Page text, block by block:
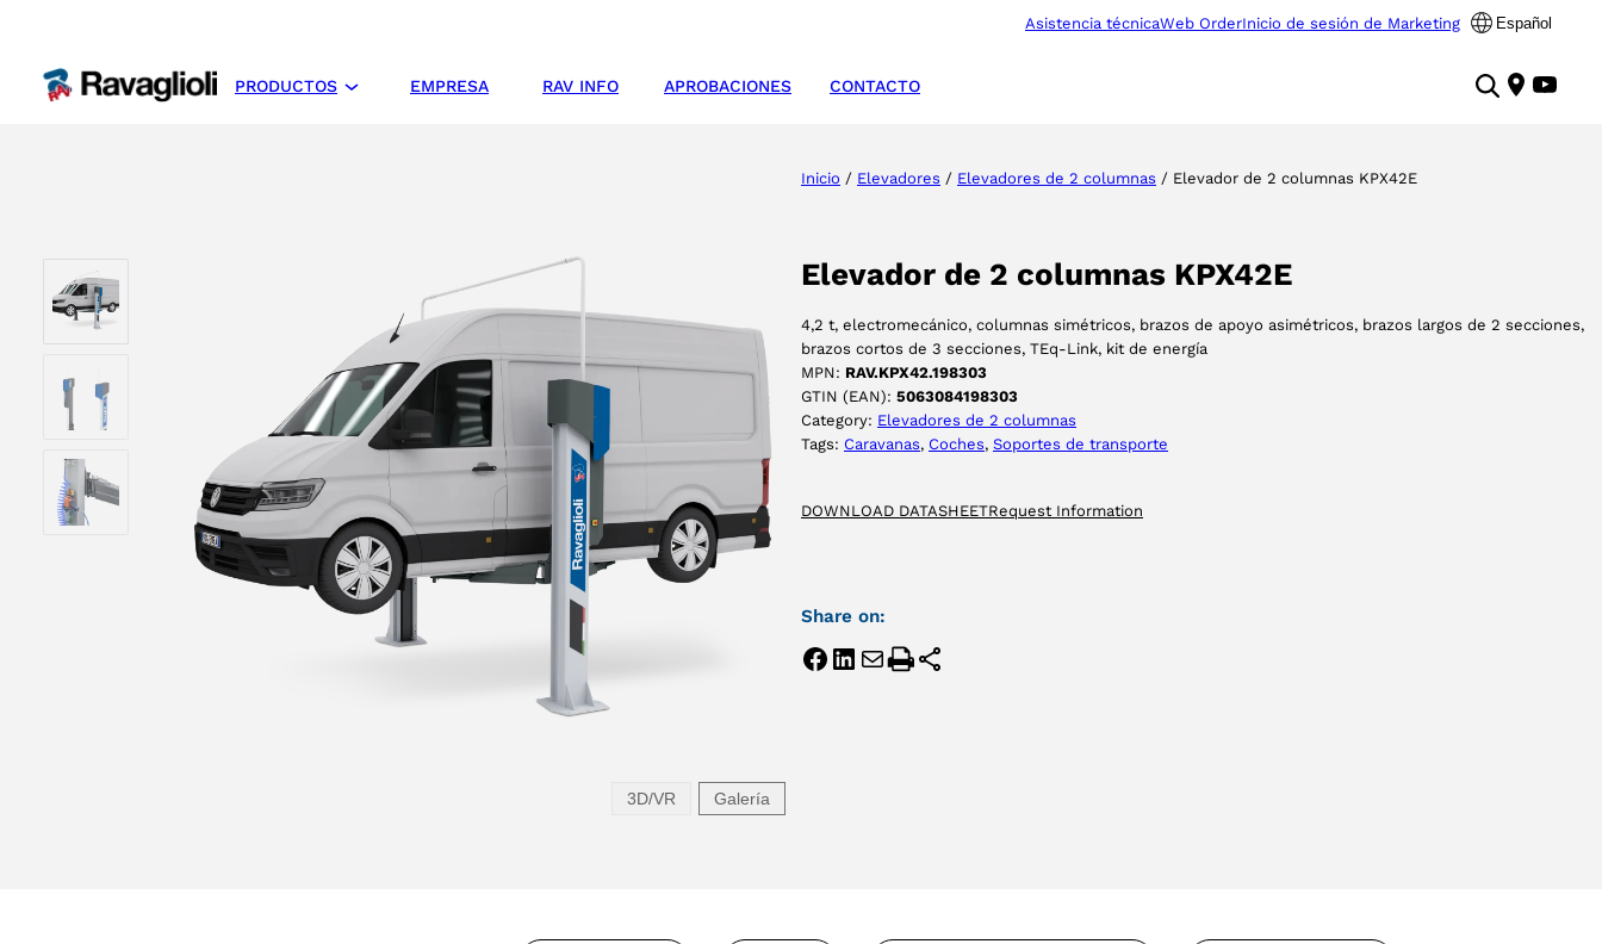
Asistencia técnicaWeb OrderInicio de sesión de Marketing Español
PRODUCTOS EMPRESA RAV INFO APROBACIONES CONTACTO
3D/VR Galería
Inicio / Elevadores / Elevadores de 2 columnas / Elevador de 2 columnas KPX42E
Elevador de 2 columnas KPX42E
4,2 t, electromecánico, columnas simétricos, brazos de apoyo asimétricos, brazos largos de 2 secciones,
brazos cortos de 3 secciones, TEq-Link, kit de energía
MPN: RAV.KPX42.198303
GTIN (EAN): 5063084198303
Category: Elevadores de 2 columnas
Tags: Caravanas, Coches, Soportes de transporte
DOWNLOAD DATASHEETRequest Information
Share on: